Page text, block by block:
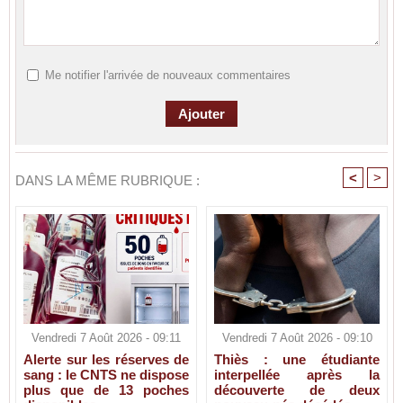
Me notifier l'arrivée de nouveaux commentaires
DANS LA MÊME RUBRIQUE : < >
Vendredi 7 Août 2026 - 09:11
Alerte sur les réserves de
sang : le CNTS ne dispose
plus que de 13 poches
Vendredi 7 Août 2026 - 09:10
Thiès : une étudiante
interpellée après la
découverte de deux